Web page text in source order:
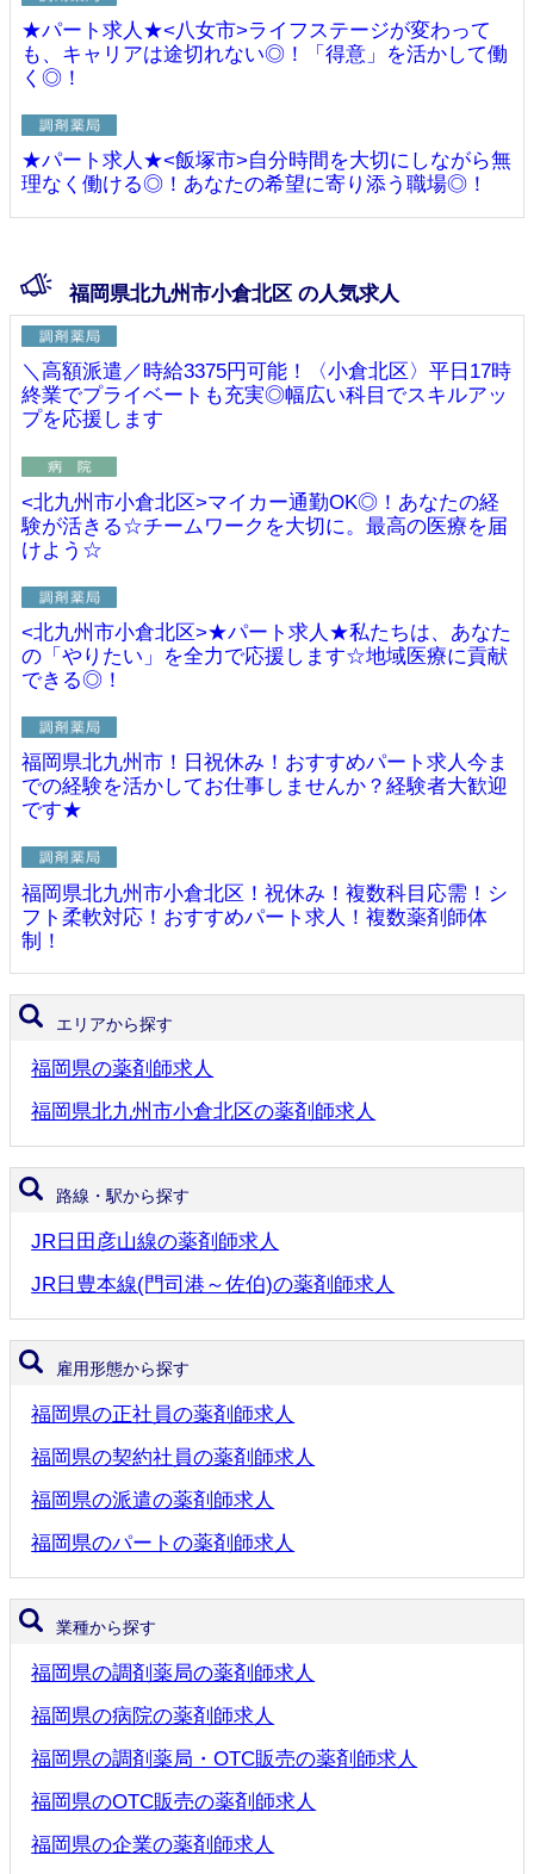
★パート求人★<八女市>ライフステージが変わって
も、キャリアは途切れない◎！「得意」を活かして働
く◎！
★パート求人★<飯塚市>自分時間を大切にしながら無
理なく働ける◎！あなたの希望に寄り添う職場◎！
福岡県北九州市小倉北区 の人気求人
＼高額派遣／時給3375円可能！〈小倉北区〉平日17時
終業でプライベートも充実◎幅広い科目でスキルアッ
プを応援します
<北九州市小倉北区>マイカー通勤OK◎！あなたの経
験が活きる☆チームワークを大切に。最高の医療を届
けよう☆
<北九州市小倉北区>★パート求人★私たちは、あなた
の「やりたい」を全力で応援します☆地域医療に貢献
できる◎！
福岡県北九州市！日祝休み！おすすめパート求人今ま
での経験を活かしてお仕事しませんか？経験者大歓迎
です★
福岡県北九州市小倉北区！祝休み！複数科目応需！シ
フト柔軟対応！おすすめパート求人！複数薬剤師体
制！
エリアから探す
福岡県の薬剤師求人
福岡県北九州市小倉北区の薬剤師求人
路線・駅から探す
JR日田彦山線の薬剤師求人
JR日豊本線(門司港～佐伯)の薬剤師求人
雇用形態から探す
福岡県の正社員の薬剤師求人
福岡県の契約社員の薬剤師求人
福岡県の派遣の薬剤師求人
福岡県のパートの薬剤師求人
業種から探す
福岡県の調剤薬局の薬剤師求人
福岡県の病院の薬剤師求人
福岡県の調剤薬局・OTC販売の薬剤師求人
福岡県のOTC販売の薬剤師求人
福岡県の企業の薬剤師求人